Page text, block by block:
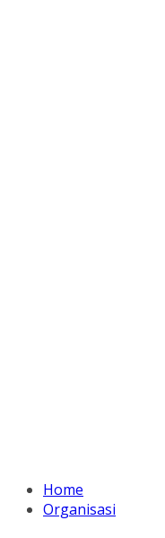
Home
Organisasi